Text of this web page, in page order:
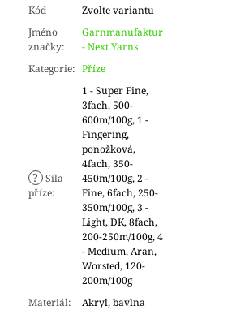
Kód
Zvolte variantu
Jméno
značky:
Garnmanufaktur
- Next Yarns
Kategorie: Příze
? Síla
příze:
1 - Super Fine,
3fach, 500-
600m/100g, 1 -
Fingering,
ponožková,
4fach, 350-
450m/100g, 2 -
Fine, 6fach, 250-
350m/100g, 3 -
Light, DK, 8fach,
200-250m/100g, 4
- Medium, Aran,
Worsted, 120-
200m/100g
Materiál: Akryl, bavlna